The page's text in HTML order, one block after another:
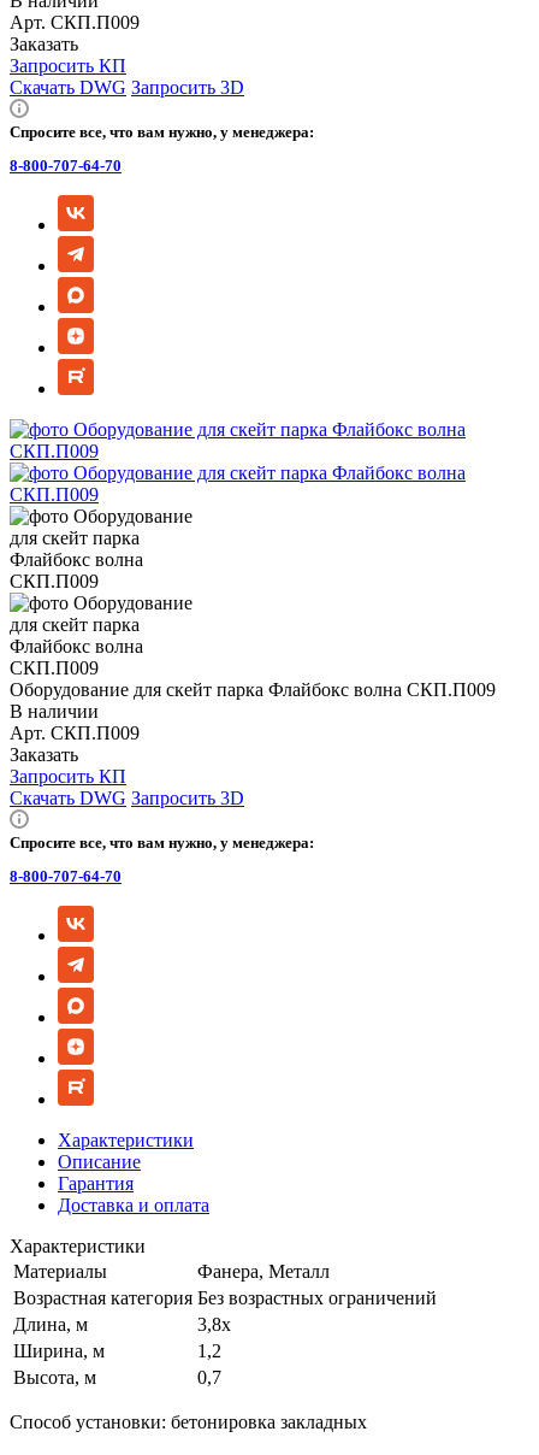
Арт. СКП.П009
Заказать
Запросить КП
Скачать DWG Запросить 3D
Спросите все, что вам нужно, у менеджера:
8-800-707-64-70
Оборудование для скейт парка Флайбокс волна СКП.П009
В наличии
Арт. СКП.П009
Заказать
Запросить КП
Скачать DWG Запросить 3D
Спросите все, что вам нужно, у менеджера:
8-800-707-64-70
Характеристики
Описание
Гарантия
Доставка и оплата
Характеристики
Материалы
Фанера, Металл
Возрастная категория Без возрастных ограничений
Длина, м
3,8х
Ширина, м
1,2
Высота, м
0,7
Способ установки: бетонировка закладных